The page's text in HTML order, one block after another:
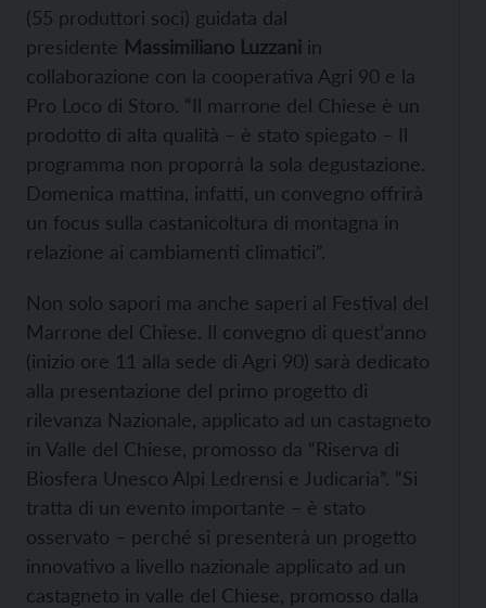
(55 produttori soci) guidata dal
presidente Massimiliano Luzzani in
collaborazione con la cooperativa Agri 90 e la
Pro Loco di Storo. “Il marrone del Chiese è un
prodotto di alta qualità – è stato spiegato – Il
programma non proporrà la sola degustazione.
Domenica mattina, infatti, un convegno offrirà
un focus sulla castanicoltura di montagna in
relazione ai cambiamenti climatici”.
Non solo sapori ma anche saperi al Festival del
Marrone del Chiese. Il convegno di quest’anno
(inizio ore 11 alla sede di Agri 90) sarà dedicato
alla presentazione del primo progetto di
rilevanza Nazionale, applicato ad un castagneto
in Valle del Chiese, promosso da “Riserva di
Biosfera Unesco Alpi Ledrensi e Judicaria”. “Si
tratta di un evento importante – è stato
osservato – perché si presenterà un progetto
innovativo a livello nazionale applicato ad un
castagneto in valle del Chiese, promosso dalla